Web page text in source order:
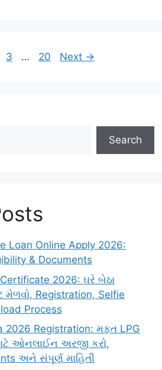
Page
3 … Page
20 Next →
Search
Loan Online Apply 2026:
& Documents
2026: ઘરે બેઠા
મેળવો, Registration, Selfie
Process
2026 Registration: મફત LPG
ઓનલાઈન અરજી કરો,
અને સંપૂર્ણ માહિતી